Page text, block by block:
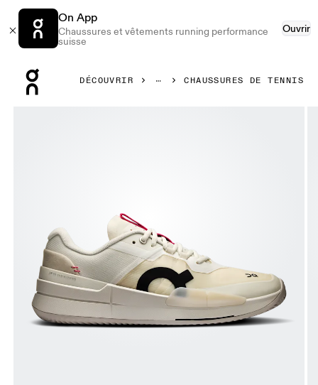
On App
Chaussures et vêtements running performance
suisse
Ouvrir
DÉCOUVRIR CHAUSSURES DE TENNIS